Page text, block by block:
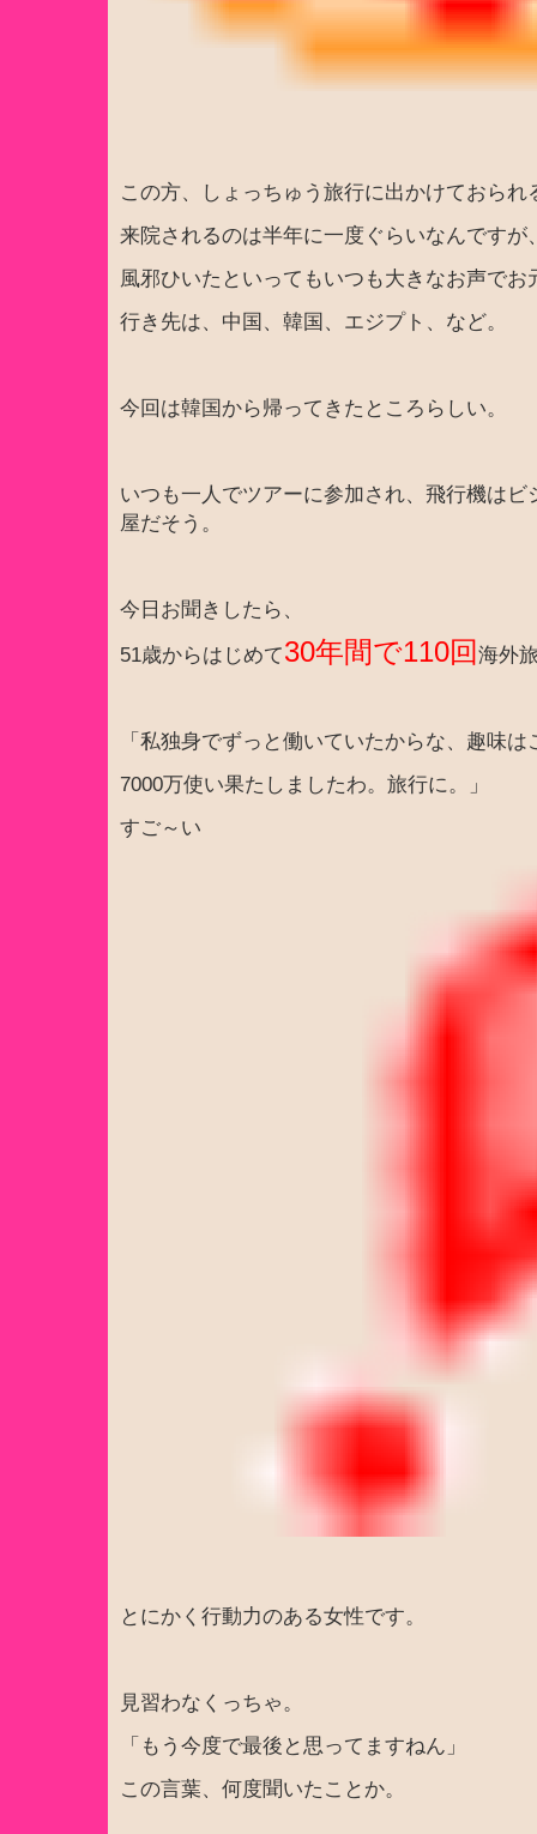
この方、しょっちゅう旅行に出かけておられ
来院されるのは半年に一度ぐらいなんですが
風邪ひいたといってもいつも大きなお声でお
行き先は、中国、韓国、エジプト、など。
今回は韓国から帰ってきたところらしい。
いつも一人でツアーに参加され、飛行機は
屋だそう。
今日お聞きしたら、
51歳からはじめて30年間で110回海外
「私独身でずっと働いていたからな、趣味は
7000万使い果たしましたわ。旅行に。」
すご～い
とにかく行動力のある女性です。
見習わなくっちゃ。
「もう今度で最後と思ってますねん」
この言葉、何度聞いたことか。